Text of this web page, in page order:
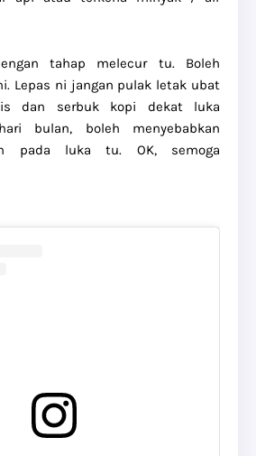
tahap melecur tu. Boleh
Lepas ni jangan pulak letak ubat
dan serbuk kopi dekat luka
bulan, boleh menyebabkan
pada luka tu. OK, semoga